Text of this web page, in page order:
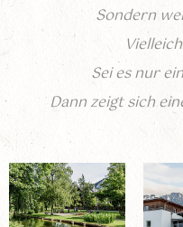
Sondern
Sei es nur
Dann zeigt sich